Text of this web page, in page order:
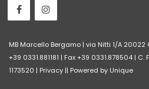
MB Marcello Bergamo | via Nitti 1/A
+39 0331.881181 | Fax +39 0331.878504 | C.
1173520 | Privacy || Powered by Unique